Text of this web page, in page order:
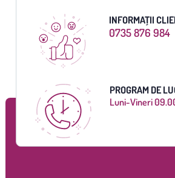
INFORMAȚII
0735 876 984
PROGRAM DE
Luni-Vineri